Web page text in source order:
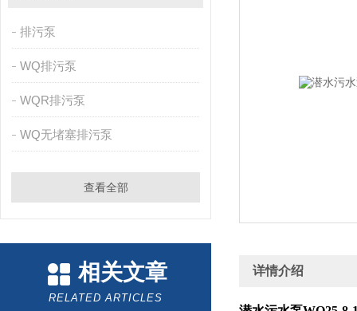
排污泵
WQ排污泵
WQR排污泵
WQ无堵塞排污泵
查看全部
相关文章
RELATED ARTICLES
详情介绍